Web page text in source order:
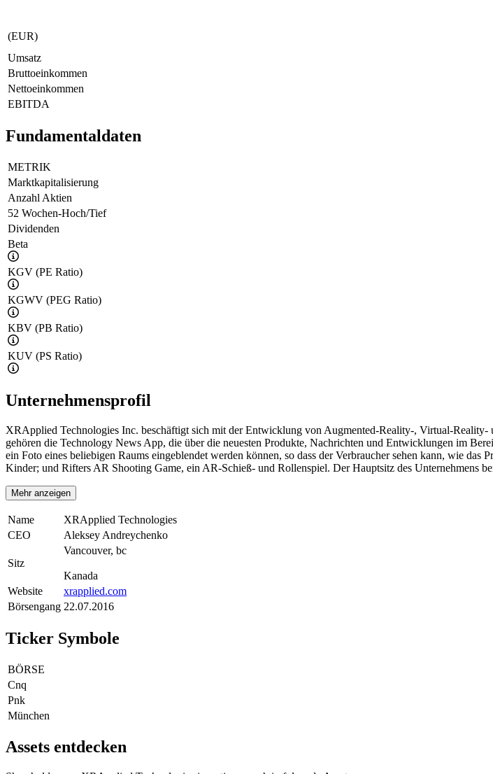
(EUR)
Umsatz
Bruttoeinkommen
Nettoeinkommen
EBITDA
Fundamentaldaten
METRIK
Marktkapitalisierung
Anzahl Aktien
52 Wochen-Hoch/Tief
Dividenden
Beta
KGV (PE Ratio)
KGWV (PEG Ratio)
KBV (PB Ratio)
KUV (PS Ratio)
Unternehmensprofil
XRApplied Technologies Inc. beschäftigt sich mit der Entwicklung von Augmented-Reality-, Virtual-
gehören die Technology News App, die über die neuesten Produkte, Nachrichten und Entwicklungen im
ein Foto eines beliebigen Raums eingeblendet werden können, so dass der Verbraucher sehen kann, wie
Kinder; und Rifters AR Shooting Game, ein AR-Schieß- und Rollenspiel. Der Hauptsitz des Unternehmens
Mehr anzeigen
Name
XRApplied Technologies
CEO
Aleksey Andreychenko
Sitz
Vancouver, bc
Kanada
Website
xrapplied.com
Börsengang 22.07.2016
Ticker Symbole
BÖRSE
Cnq
Pnk
München
Assets entdecken